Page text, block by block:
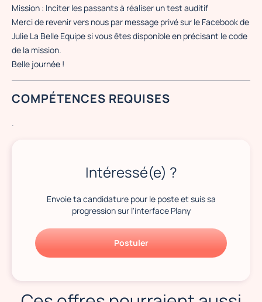
Mission : Inciter les passants à réaliser un test auditif
Merci de revenir vers nous par message privé sur le Facebook de
Julie La Belle Equipe si vous êtes disponible en précisant le code
de la mission.
Belle journée !
COMPÉTENCES REQUISES
.
Intéressé(e) ?
Envoie ta candidature pour le poste et suis sa
progression sur l'interface Plany
Postuler